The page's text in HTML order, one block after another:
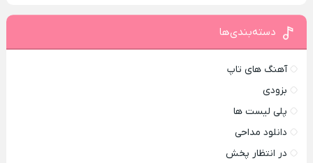
دسته‌بندی‌ها
آهنگ های تاپ
بزودی
پلی لیست ها
دانلود مداحی
در انتظار پخش